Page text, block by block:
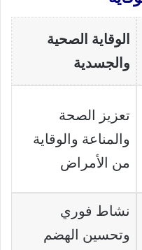
الوقاية الصحية
والجسدية
تعزيز الصحة
والمناعة والوقاية
من الأمراض
نشاط فوري
وتحسين الهضم